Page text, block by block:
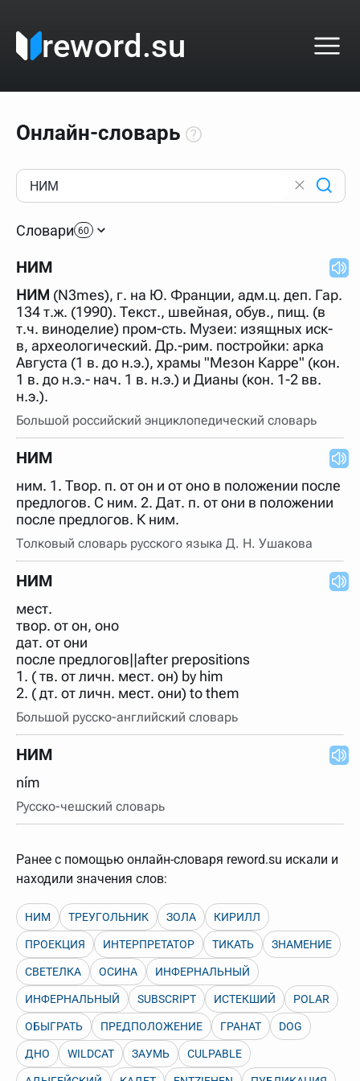
reword.su
Онлайн-словарь
Как пользоваться онлайн-словарём?
которого интересует. Система автоматически подберёт
варианты по начальным буквам и покажет их во
вариантов, откроется страница со словарными
Если точное написание слова неизвестно (как в
кроссворде), неизвестную букву можно заменить
подстановочным знаком звёздочкой (*), а несколько
неизвестных букв — процентом (%). В этом случае меню
с вариантами работать не будет, а после ввода запроса
нужно будет нажать на кнопку "Найти".
Для более сложных случаев существует возможность
указывать несколько слов в запросе. Например, если
написать в строке запроса "Пушкин поэт" и нажать
"Найти", выведутся все словарные статьи о поэте
Пушкине, но не о городе.
В сложных запросах тоже могут присутствовать
слово "***м***ов", в задании "русский поэт 19 века".
Пишем в Reword первым словом "***м***ов", далее
через пробел "поэт". Получается "***м***ов поэт" (без
кавычек). Нажимаем "Найти" и получаем статью
"Лермонтов" и не только.
Порядок словарей можно изменять, перетаскивая
словарь вверх или вниз за прямоугольник слева от
названия словаря. Также можно выключать ненужные
Словари 60
НИМ
НИМ (N3mes), г. на Ю. Франции, адм.ц. деп. Гар.
134 т.ж. (1990). Текст., швейная, обув., пищ. (в
т.ч. виноделие) пром-сть. Музеи: изящных иск-
в, археологический. Др.-рим. постройки: арка
Августа (1 в. до н.э.), храмы "Мезон Карре" (кон.
1 в. до н.э.- нач. 1 в. н.э.) и Дианы (кон. 1-2 вв.
н.э.).
Большой российский энциклопедический словарь
НИМ
ним. 1. Твор. п. от он и от оно в положении после
предлогов. С ним. 2. Дат. п. от они в положении
после предлогов. К ним.
Толковый словарь русского языка Д. Н. Ушакова
НИМ
мест.
твор. от он, оно
дат. от они
после предлогов||after prepositions
1. ( тв. от личн. мест. он) by him
2. ( дт. от личн. мест. они) to them
Большой русско-английский словарь
НИМ
ním
Русско-чешский словарь
Ранее с помощью онлайн-словаря reword.su искали и
находили значения слов:
НИМ ТРЕУГОЛЬНИК ЗОЛА КИРИЛЛ
ПРОЕКЦИЯ ИНТЕРПРЕТАТОР ТИКАТЬ ЗНАМЕНИЕ
СВЕТЕЛКА ОСИНА ИНФЕРНАЛЬНЫЙ
ИНФЕРНАЛЬНЫЙ SUBSCRIPT ИСТЕКШИЙ POLAR
ОБЫГРАТЬ ПРЕДПОЛОЖЕНИЕ ГРАНАТ DOG
ДНО WILDCAT ЗАУМЬ CULPABLE